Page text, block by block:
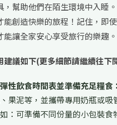
，幫助他們在陌生環境中入睡
能創造快樂的旅程！記住，即
讓全家安心享受旅行的樂趣。
建議如下(更多細節請繼續往下
性飲食時間表並準備充足糧食：
果泥等，並攜帶專用奶瓶或
：可準備不同份量的小包裝